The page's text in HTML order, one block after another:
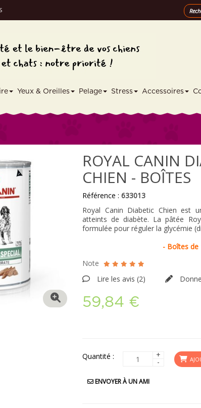
Yeux & Oreilles Pelage Stress Accessoires
ROYAL CANIN
CHIEN - BOÎTES
Référence : 633013
Royal Canin Diabetic Chien est
atteints de diabète. La pâtée
formulée pour réguler la glycémie
- Boîtes de
Note
Lire les avis (2)
59,84 €
Quantité : +
-
ENVOYER À UN AMI